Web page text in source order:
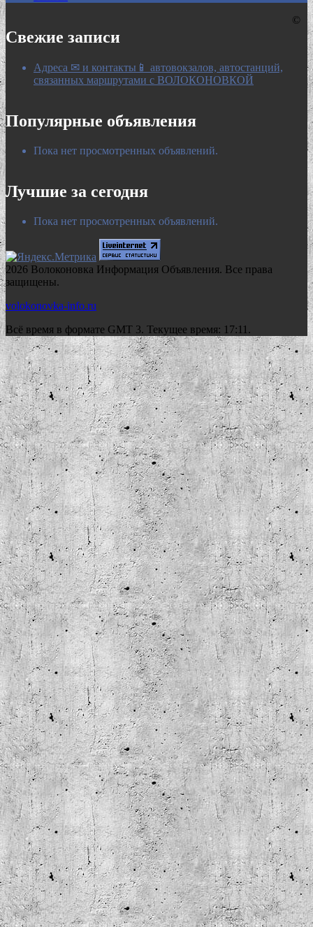
Свежие записи
Адреса ✉ и контакты📱 автовокзалов, автостанций,
связанных маршрутами с ВОЛОКОНОВКОЙ
Популярные объявления
Пока нет просмотренных объявлений.
Лучшие за сегодня
Пока нет просмотренных объявлений.
©
2026 Волоконовка Информация Объявления. Все права
защищены.
volokonovka-info.ru
Всё время в формате GMT 3. Текущее время: 17:11.